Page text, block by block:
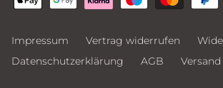
Impressum Vertrag widerrufen
Datenschutzerklärung
AGB Versand